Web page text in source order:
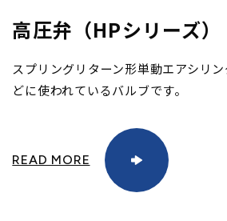
高圧弁（HPシリーズ）
スプリングリターン形単動エアシリ
どに使われているバルブです。
READ MORE